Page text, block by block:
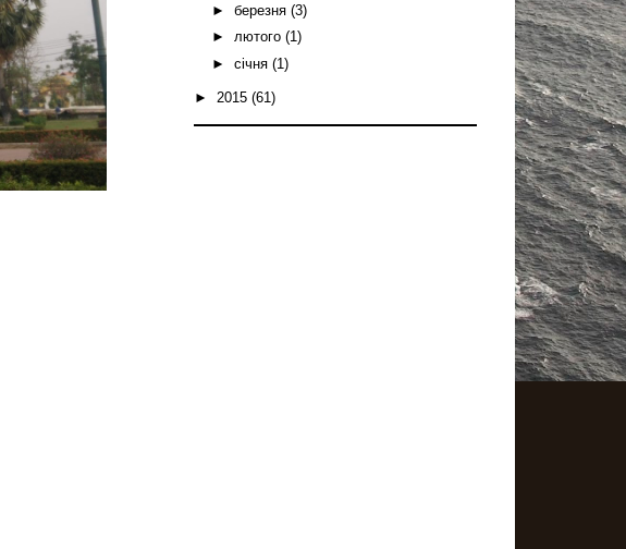
► березня (3)
► лютого (1)
► січня (1)
► 2015 (61)